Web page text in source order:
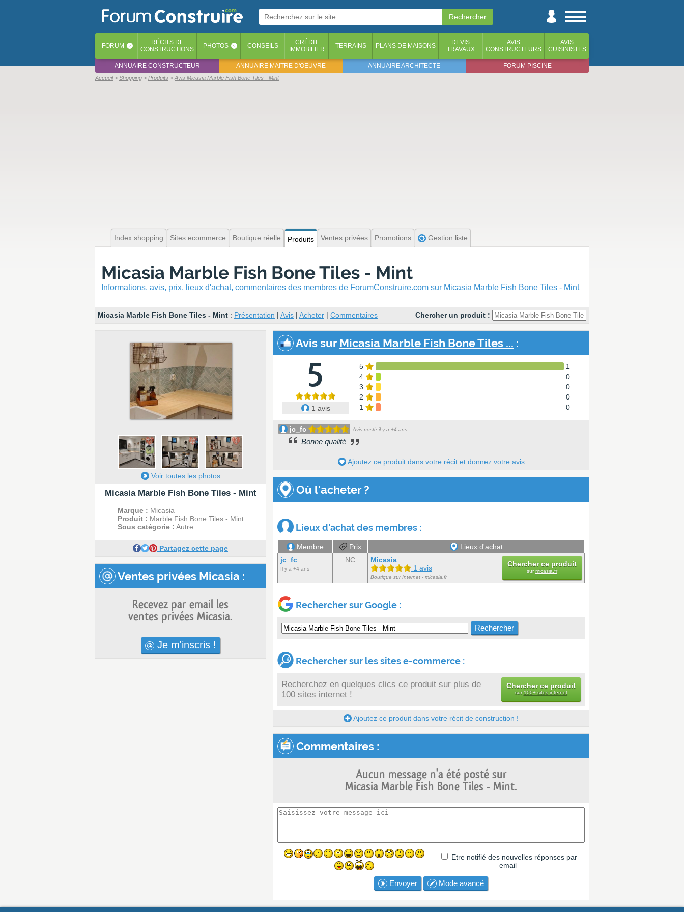
FORUM ‹ RÉCITS DE
CONSTRUCTIONS
PHOTOS ‹ CONSEILS
CRÉDIT
IMMOBILIER
TERRAINS PLANS DE MAISONS
DEVIS
TRAVAUX
AVIS
CONSTRUCTEURS
AVIS
CUISINISTES
ANNUAIRE CONSTRUCTEUR ANNUAIRE MAITRE D'OEUVRE ANNUAIRE ARCHITECTE FORUM PISCINE
Accueil Shopping Produits Avis Micasia Marble Fish Bone Tiles - Mint
Index shopping Sites ecommerce Boutique réelle Produits Ventes privées Promotions Gestion liste
Micasia Marble Fish Bone Tiles - Mint
Informations, avis, prix, lieux d'achat, commentaires des membres de ForumConstruire.com sur Micasia Marble Fish Bone Tiles - Mint
Micasia Marble Fish Bone Tiles - Mint : Présentation | Avis | Acheter | Commentaires Chercher un produit :
74
4
12 4
Voir toutes les photos
Micasia Marble Fish Bone Tiles - Mint
Marque : Micasia
Produit : Marble Fish Bone Tiles - Mint
Sous catégorie : Autre
Partagez cette page
Ventes privées Micasia :
Recevez par email les
ventes privées Micasia.
Je m'inscris !
AvissurMicasia Marble Fish Bone Tiles ... :
5
1 avis
5
1
4
0
3
0
2
0
1
0
jc_fc Avis posté il y a +4 ans
Bonne qualité
Ajoutez ce produit dans votre récit et donnez votre avis
Où l'acheter ?
Lieux d'achat des membres :
Membre Prix
Lieux d'achat
jc_fc
Il y a +4 ans
NC
Micasia
1 avis
Boutique sur Internet - micasia.fr
Chercher ce produit
surmicasia.fr
Rechercher sur Google :
Rechercher sur les sites e-commerce :
Recherchez en quelques clics ce produit sur plus de
100 sites internet !
Chercher ce produit
sur 100+ sites internet
Ajoutez ce produit dans votre récit de construction !
Commentaires :
Aucun message n'a été posté sur
Micasia Marble Fish Bone Tiles - Mint.
Etre notifié des nouvelles réponses par
email
Envoyer Mode avancé